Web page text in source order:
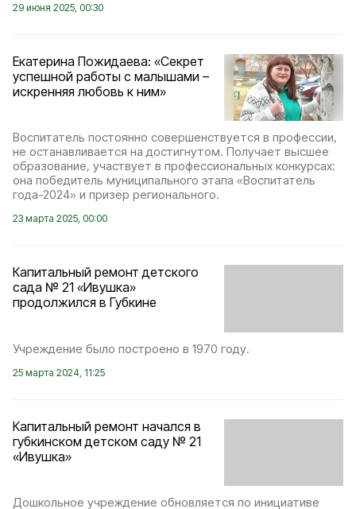
29 июня 2025, 00:30
Екатерина Пожидаева: «Секрет
успешной работы с малышами –
искренняя любовь к ним»
Воспитатель постоянно совершенствуется в профессии,
не останавливается на достигнутом. Получает высшее
образование, участвует в профессиональных конкурсах:
она победитель муниципального этапа «Воспитатель
года-2024» и призёр регионального.
23 марта 2025, 00:00
Капитальный ремонт детского
сада № 21 «Ивушка»
продолжился в Губкине
Учреждение было построено в 1970 году.
25 марта 2024, 11:25
Капитальный ремонт начался в
губкинском детском саду № 21
«Ивушка»
Дошкольное учреждение обновляется по инициативе